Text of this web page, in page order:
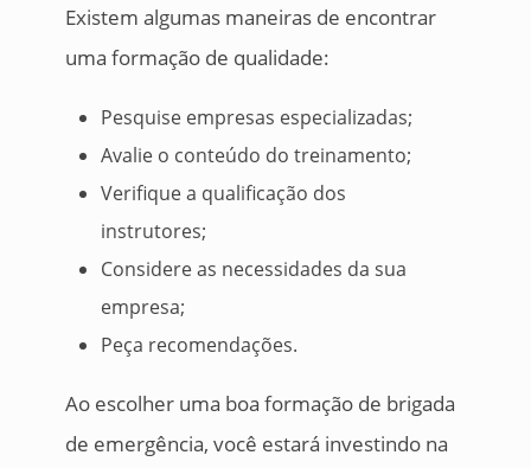
Existem algumas maneiras de encontrar
uma formação de qualidade:
Pesquise empresas especializadas;
Avalie o conteúdo do treinamento;
Verifique a qualificação dos
instrutores;
Considere as necessidades da sua
empresa;
Peça recomendações.
Ao escolher uma boa formação de brigada
de emergência, você estará investindo na